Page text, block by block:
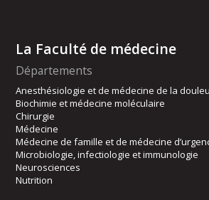
La Faculté de médecine
Départements
Anesthésiologie et de médecine de la
Biochimie et médecine moléculaire
Chirurgie
Médecine
Médecine de famille et de médecine
Microbiologie, infectiologie et immunologie
Neurosciences
Nutrition